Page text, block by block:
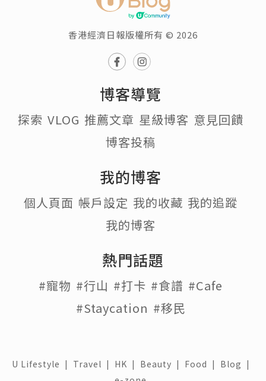
香港經濟日報版權所有 © 2026
博客導覽
探索 VLOG 推薦文章 星級博客 意見回饋
博客投稿
我的博客
個人頁面 帳戶設定 我的收藏 我的追蹤
我的博客
熱門話題
#寵物 #行山 #打卡 #食譜 #Cafe
#Staycation #移民
U Lifestyle | Travel | HK | Beauty | Food | Blog |